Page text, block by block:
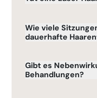
Wie viele
dauerhafte
Gibt es
Behandlungen?